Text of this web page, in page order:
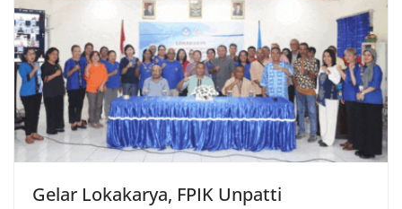
Gelar Lokakarya, FPIK Unpatti